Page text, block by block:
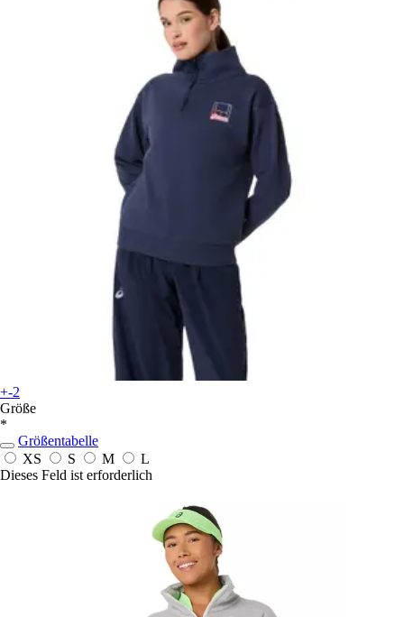
+-2
Größe
*
Größentabelle
XS
S M
L
Dieses Feld ist erforderlich